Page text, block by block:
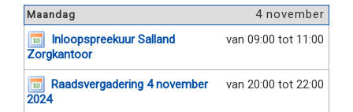
4 november
Maandag
van 09:00 tot 11:00
Inloopspreekuur Salland
Zorgkantoor
van 20:00 tot 22:00
Raadsvergadering 4 november
2024